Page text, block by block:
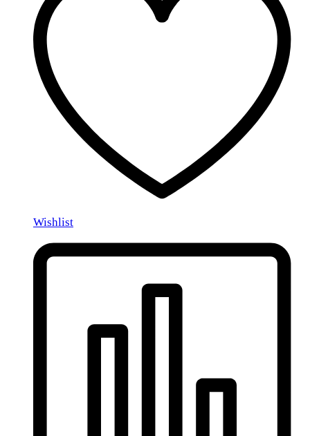
Wishlist